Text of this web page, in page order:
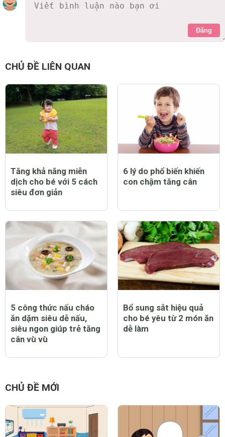
Đăng
CHỦ ĐỀ LIÊN QUAN
Tăng khả năng miễn
dịch cho bé với 5 cách
siêu đơn giản
6 lý do phổ biến khiến
con chậm tăng cân
5 công thức nấu cháo
ăn dặm siêu dễ nấu,
siêu ngon giúp trẻ tăng
cân vù vù
Bổ sung sắt hiệu quả
cho bé yêu từ 2 món ăn
dễ làm
CHỦ ĐỀ MỚI